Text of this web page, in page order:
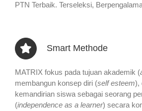
PTN Terbaik. Terseleksi,
Smart Methode
MATRIX fokus pada tujuan akademik (
membangun konsep diri (self esteem),
kemandirian siswa sebagai seorang
(independence as a learner) secara